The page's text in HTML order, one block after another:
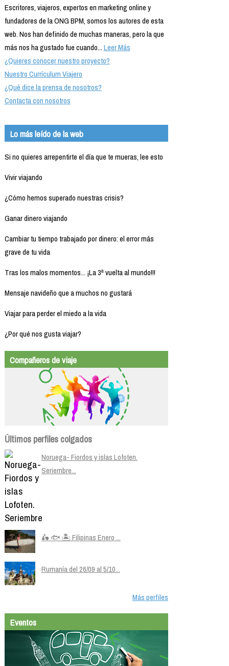
Escritores, viajeros, expertos en marketing online y
fundadores de la ONG BPM, somos los autores de esta
web. Nos han definido de muchas maneras, pero la que
más nos ha gustado fue cuando...Leer Más
¿Quieres conocer nuestro proyecto?
Nuestro Currículum Viajero
¿Qué dice la prensa de nosotros?
Contacta con nosotros
Lo más leído de la web
Si no quieres arrepentirte el día que te mueras, lee esto
Vivir viajando
¿Cómo hemos superado nuestras crisis?
Ganar dinero viajando
Cambiar tu tiempo trabajado por dinero: el error más
grave de tu vida
Tras los malos momentos... ¡La 3ª vuelta al mundo!!!
Mensaje navideño que a muchos no gustará
Viajar para perder el miedo a la vida
¿Por qué nos gusta viajar?
Compañeros de viaje
Últimos perfiles colgados
Noruega- Fiordos y islas Lofoten.
Seriembre...
🛵 🐟 🏝️ Filipinas Enero ...
Rumanía del 26/09 al 5/10...
Más perfiles
Eventos